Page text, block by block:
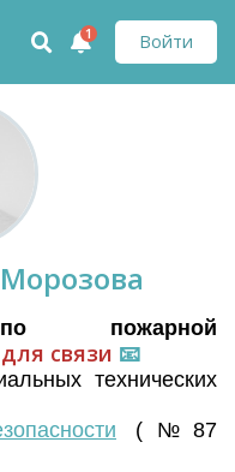
Войти
1
пожарной
связи 📧
технических
(№87